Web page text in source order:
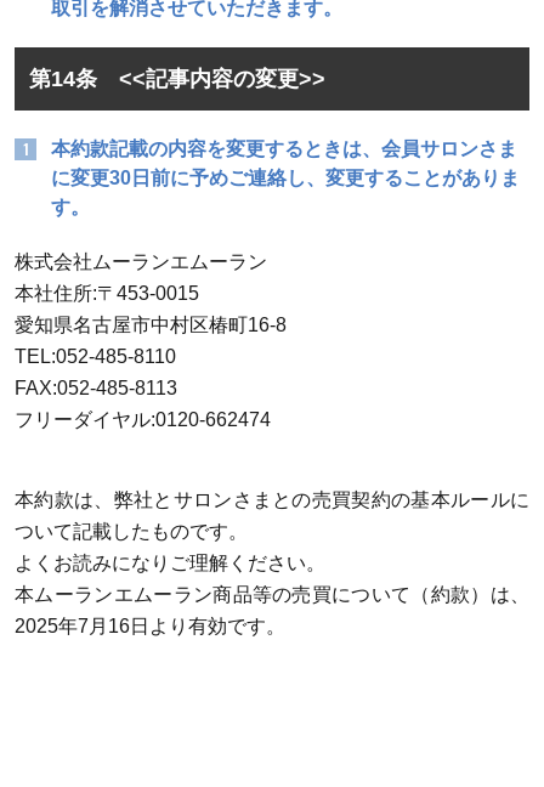
取引を解消させていただきます。
第14条 <<記事内容の変更>>
本約款記載の内容を変更するときは、会員サロンさま
に変更30日前に予めご連絡し、変更することがありま
す。
株式会社ムーランエムーラン
本社住所:〒453-0015
愛知県名古屋市中村区椿町16-8
TEL:052-485-8110
FAX:052-485-8113
フリーダイヤル:0120-662474
本約款は、弊社とサロンさまとの売買契約の基本ルールに
ついて記載したものです。
よくお読みになりご理解ください。
本ムーランエムーラン商品等の売買について（約款）は、
2025年7月16日より有効です。